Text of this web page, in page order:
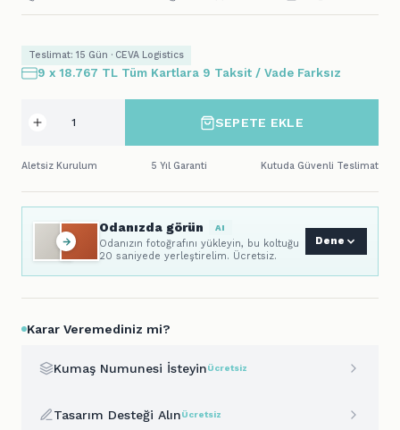
Teslimat: 15 Gün · CEVA Logistics
9 x 18.767 TL Tüm Kartlara 9 Taksit / Vade Farksız
SEPETE EKLE
Aletsiz Kurulum 5 Yıl Garanti Kutuda Güvenli Teslimat
Odanızda görün AI
Odanızın fotoğrafını yükleyin, bu koltuğu
20 saniyede yerleştirelim. Ücretsiz.
Dene
Karar Veremediniz mi?
Kumaş Numunesi İsteyinÜcretsiz
Tasarım Desteği AlınÜcretsiz